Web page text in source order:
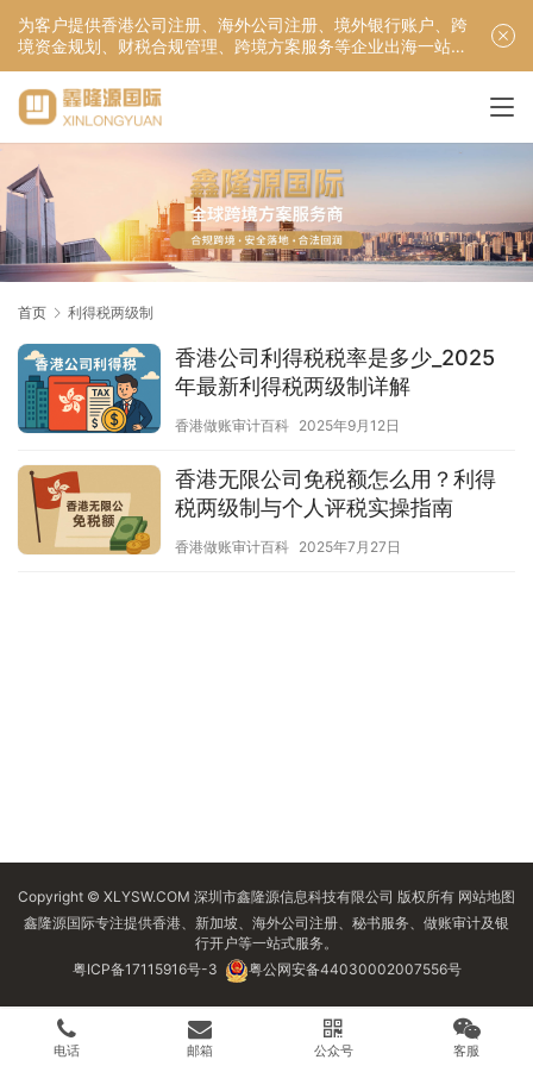
为客户提供香港公司注册、海外公司注册、境外银行账户、跨
境资金规划、财税合规管理、跨境方案服务等企业出海一站式
服务！
首页 利得税两级制
香港公司利得税税率是多少_2025
年最新利得税两级制详解
香港做账审计百科 2025年9月12日
香港无限公司免税额怎么用？利得
税两级制与个人评税实操指南
香港做账审计百科 2025年7月27日
Copyright © XLYSW.COM 深圳市鑫隆源信息科技有限公司 版权所有 网站地图
鑫隆源国际专注提供香港、新加坡、海外公司注册、秘书服务、做账审计及银
行开户等一站式服务。
粤ICP备17115916号-3
粤公网安备44030002007556号
电话 邮箱 公众号 客服